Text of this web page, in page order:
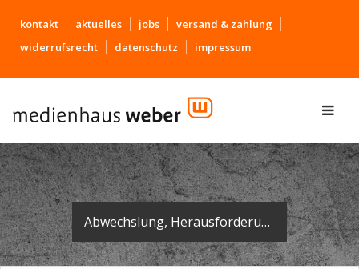
kontakt aktuelles jobs
versand & zahlung
widerrufsrecht
datenschutz impressum
Abwechslung, Herausforderungen, namehafte Kunden und ein tolles Team erwarten Sie. Zur Verstärkung sucht das Medienhaus Weber engagierte Persönlichkeiten.